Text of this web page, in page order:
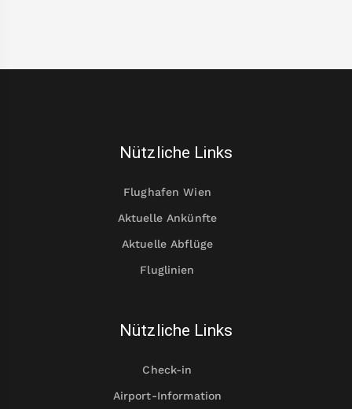
Nützliche Links
Flughafen Wien
Aktuelle Ankünfte
Aktuelle Abflüge
Fluglinien
Nützliche Links
Check-in
Airport-Information